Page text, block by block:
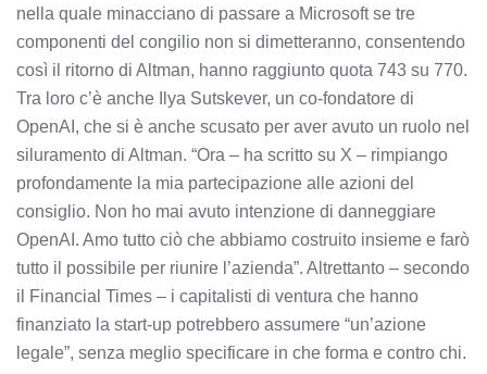
nella quale minacciano di passare a Microsoft se tre
componenti del congilio non si dimetteranno, consentendo
così il ritorno di Altman, hanno raggiunto quota 743 su 770.
Tra loro c’è anche Ilya Sutskever, un co-fondatore di
OpenAI, che si è anche scusato per aver avuto un ruolo nel
siluramento di Altman. “Ora – ha scritto su X – rimpiango
profondamente la mia partecipazione alle azioni del
consiglio. Non ho mai avuto intenzione di danneggiare
OpenAI. Amo tutto ciò che abbiamo costruito insieme e farò
tutto il possibile per riunire l’azienda”. Altrettanto – secondo
il Financial Times – i capitalisti di ventura che hanno
finanziato la start-up potrebbero assumere “un’azione
legale”, senza meglio specificare in che forma e contro chi.